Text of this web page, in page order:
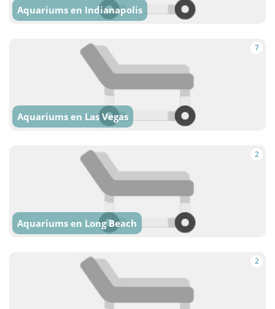
Aquariums en Indianapolis
7
Aquariums en Las Vegas
2
Aquariums en Long Beach
2